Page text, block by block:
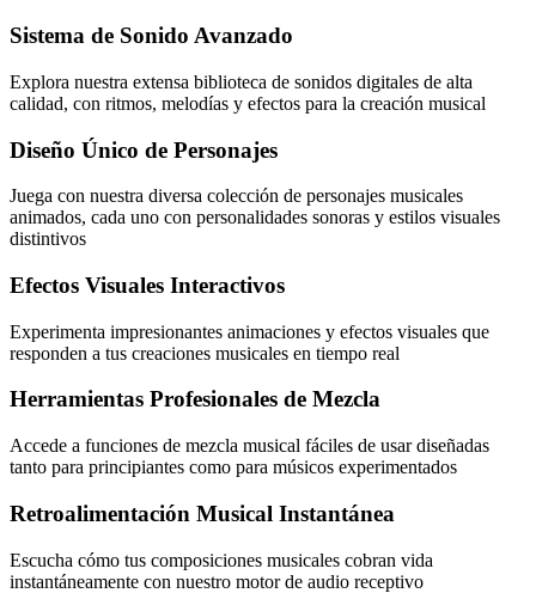
Sistema de Sonido Avanzado
Explora nuestra extensa biblioteca de sonidos digitales de alta
calidad, con ritmos, melodías y efectos para la creación musical
Diseño Único de Personajes
Juega con nuestra diversa colección de personajes musicales
animados, cada uno con personalidades sonoras y estilos visuales
distintivos
Efectos Visuales Interactivos
Experimenta impresionantes animaciones y efectos visuales que
responden a tus creaciones musicales en tiempo real
Herramientas Profesionales de Mezcla
Accede a funciones de mezcla musical fáciles de usar diseñadas
tanto para principiantes como para músicos experimentados
Retroalimentación Musical Instantánea
Escucha cómo tus composiciones musicales cobran vida
instantáneamente con nuestro motor de audio receptivo